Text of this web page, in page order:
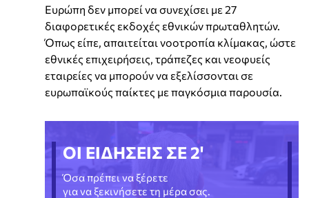
Ευρώπη δεν μπορεί να συνεχίσει με 27
διαφορετικές εκδοχές εθνικών πρωταθλητών.
Όπως είπε, απαιτείται νοοτροπία κλίμακας, ώστε
εθνικές επιχειρήσεις, τράπεζες και νεοφυείς
εταιρείες να μπορούν να εξελίσσονται σε
ευρωπαϊκούς παίκτες με παγκόσμια παρουσία.
ΟΙ ΕΙΔΗΣΕΙΣ ΣΕ 2'
Όσα πρέπει να ξέρετε
για να ξεκινήσετε τη μέρα σας.